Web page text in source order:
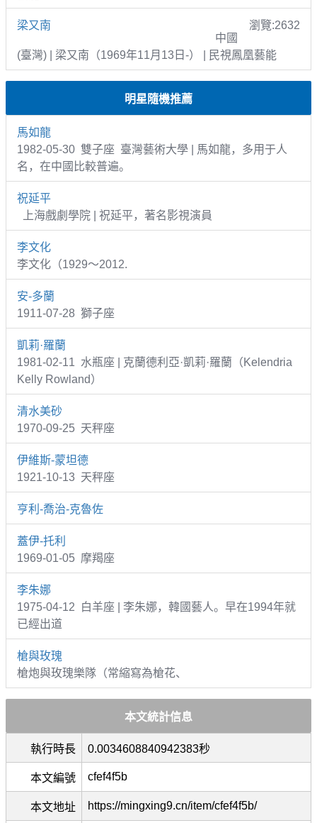
梁又南
瀏覽:2632
中國
(臺灣) | 梁又南（1969年11月13日-） | 民視鳳凰藝能
明星隨機推薦
馬如龍
1982-05-30 雙子座 臺灣藝術大學 | 馬如龍，多用于人
名，在中國比較普遍。
祝延平
上海戲劇學院 | 祝延平，著名影視演員
李文化
李文化（1929～2012.
安-多蘭
1911-07-28 獅子座
凱莉·羅蘭
1981-02-11 水瓶座 | 克蘭德利亞·凱莉·羅蘭（Kelendria
Kelly Rowland）
清水美砂
1970-09-25 天秤座
伊維斯-蒙坦德
1921-10-13 天秤座
亨利-喬治-克魯佐
蓋伊-托利
1969-01-05 摩羯座
李朱娜
1975-04-12 白羊座 | 李朱娜，韓國藝人。早在1994年就
已經出道
槍與玫瑰
槍炮與玫瑰樂隊（常縮寫為槍花、
本文統計信息
執行時長 0.0034608840942383秒
本文編號 cfef4f5b
本文地址 https://mingxing9.cn/item/cfef4f5b/